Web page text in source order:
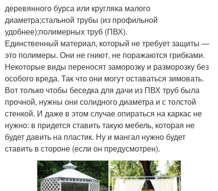
Закрытые беседки Деревянная беседка
деревянного бурса или кругляка малого
диаметра;стальной трубы (из профильной
удобнее);полимерных труб (ПВХ).
Единственный материал, который не требует защиты —
это полимеры. Они не гниют, не поражаются грибками.
Некоторые виды переносят заморозку и разморозку без
особого вреда. Так что они могут оставаться зимовать.
Вот только чтобы беседка для дачи из ПВХ труб была
прочной, нужны они солидного диаметра и с толстой
стенкой. И даже в этом случае опираться на каркас не
нужно: в придется ставить такую мебель, которая не
будет давить на пластик. Ну и мангал нужно будет
ставить в стороне (если он предусмотрен).